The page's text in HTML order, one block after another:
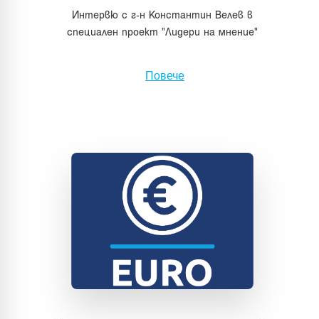
Интервю с г-н Константин Велев в
специален проект "Лидери на мнение"
Повече